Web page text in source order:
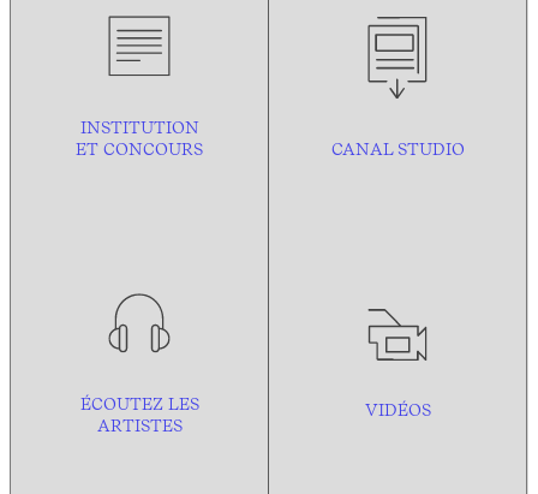
INSTITUTION
ET CONCOURS
CANAL STUDIO
ÉCOUTEZ LES
ARTISTES
VIDÉOS